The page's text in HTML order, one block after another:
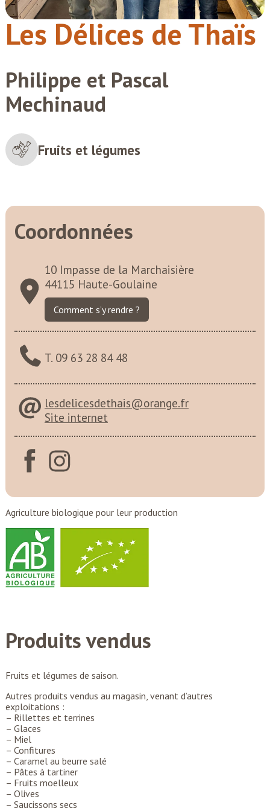
Les Délices de Thaïs
Philippe et Pascal
Mechinaud
Fruits et légumes
Coordonnées
10 Impasse de la Marchaisière
44115 Haute-Goulaine
Comment s’y rendre ?
T. 09 63 28 84 48
lesdelicesdethais@orange.fr
Site internet
Agriculture biologique pour leur production
Produits vendus
Fruits et légumes de saison.
Autres produits vendus au magasin, venant d’autres
exploitations :
– Rillettes et terrines
– Glaces
– Miel
– Confitures
– Caramel au beurre salé
– Pâtes à tartiner
– Fruits moelleux
– Olives
– Saucissons secs